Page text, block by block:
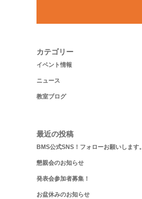
カテゴリー
イベント情報
ニュース
教室ブログ
最近の投稿
BMS公式SNS！フォローお願いします。
懇親会のお知らせ
発表会参加者募集！
お盆休みのお知らせ